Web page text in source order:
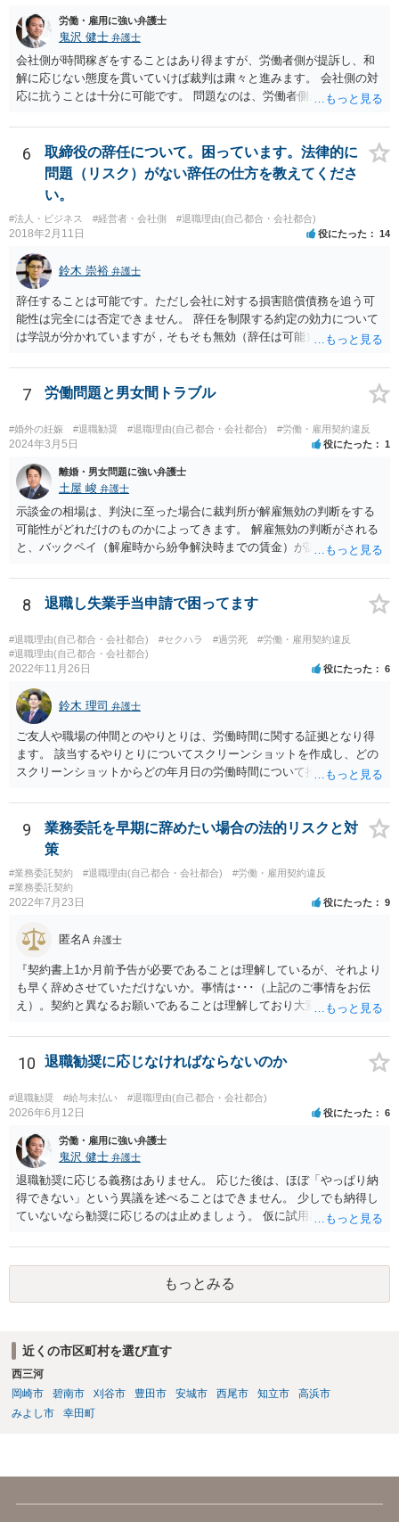
労働・雇用に強い弁護士
鬼沢 健士 弁護士
会社側が時間稼ぎをすることはあり得ますが、労働者側が提訴し、和
解に応じない態度を貫いていけば裁判は粛々と進みます。 会社側の対
応に抗うことは十分に可能です。 問題なのは、労働者側が「争わな
6
取締役の辞任について。困っています。法律的に
問題（リスク）がない辞任の仕方を教えてくださ
い。
#法人・ビジネス #経営者・会社側 #退職理由(自己都合・会社都合)
2018年2月11日 役にたった 14
鈴木 崇裕 弁護士
辞任することは可能です。ただし会社に対する損害賠償債務を追う可
能性は完全には否定できません。 辞任を制限する約定の効力について
は学説が分かれていますが，そもそも無効（辞任は可能）と考える説
る可能性があると考える説が有力です。 ただし，いずれの説をとった
場合でも，会社にとって「不利な時期」に辞任したときは，「やむを
得ない事由」がない限り，会社の損害を賠償しなければならなくなり
ます。 健康上の理由は「やむを得ない事由」の典型ですが，程度によ
って異なります。 子会社の代表取締役が辞任を認めてくれるのであれ
ば，少なくとも法律上は，親会社（子会社にとっての株主）の承諾は
必要ありません。 なお，子会社の代表取締役には，取締役辞任の登記
をしてもらわなければなりません。 親会社が株主代表訴訟を提起する
ことは理論上可能ですが，あなたに対して追及できる責任は，あなた
自身が会社に対して追う責任（例えば任務懈怠責任）の範囲に留まり
ます。子会社の負債をあなたに負わせることはできません。 実際上問
いてくれないと，辞任の登記をするためには，最終的には訴訟を提起
7 労働問題と男女間トラブル
#婚外の妊娠 #退職勧奨 #退職理由(自己都合・会社都合) #労働・雇用契約違反
2024年3月5日 役にたった 1
離婚・男女問題に強い弁護士
土屋 峻 弁護士
示談金の相場は、判決に至った場合に裁判所が解雇無効の判断をする
可能性がどれだけのものかによってきます。 解雇無効の判断がされる
と、バックペイ（解雇時から紛争解決時までの賃金）が認められるの
準となります。解決金の基準は、半年から１年程度の賃金相当額くら
いだと思います。 この件は、弁護士に具体的な内容について、ご相談
8 退職し失業手当申請で困ってます
#退職理由(自己都合・会社都合) #セクハラ #過労死
#労働・雇用契約違反
#退職理由(自己都合・会社都合)
2022年11月26日 役にたった 6
鈴木 理司 弁護士
ご友人や職場の仲間とのやりとりは、労働時間に関する証拠となり得
ます。 該当するやりとりについてスクリーンショットを作成し、どの
スクリーンショットからどの年月日の労働時間について推定できるか
9
業務委託を早期に辞めたい場合の法的リスクと対
策
#業務委託契約 #退職理由(自己都合・会社都合)
#労働・雇用契約違反
#業務委託契約
2022年7月23日 役にたった 9
匿名A 弁護士
『契約書上1か月前予告が必要であることは理解しているが、それより
も早く辞めさせていただけないか。事情は･･･（上記のご事情をお伝
え）。契約と異なるお願いであることは理解しており大変申し訳ない
しょうか。 先方は事業の一環として業務委託をしていますので、契約
書の内容をベースに話をしてくるものと思います。 ですので、契約の
規定を理解していることを示した上で、それでもなお事情があるため
真摯にお願いしたい、とお伝えした方が、多少は話が進みやすいかと
思います。
10 退職勧奨に応じなければならないのか
#退職勧奨 #給与未払い #退職理由(自己都合・会社都合)
2026年6月12日 役にたった 6
労働・雇用に強い弁護士
鬼沢 健士 弁護士
退職勧奨に応じる義務はありません。 応じた後は、ほぼ「やっぱり納
得できない」という異議を述べることはできません。 少しでも納得し
ていないなら勧奨に応じるのは止めましょう。 仮に試用期間満了時に
もっとみる
近くの市区町村を選び直す
西三河
岡崎市
碧南市 刈谷市 豊田市 安城市 西尾市 知立市
高浜市
みよし市
幸田町